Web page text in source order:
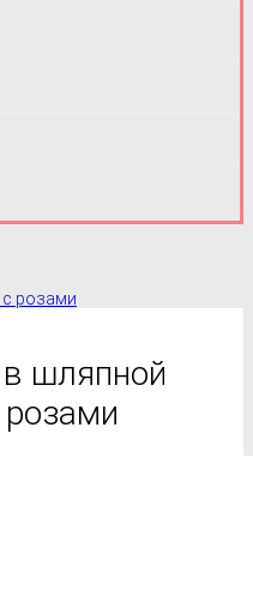
шляпной
розами